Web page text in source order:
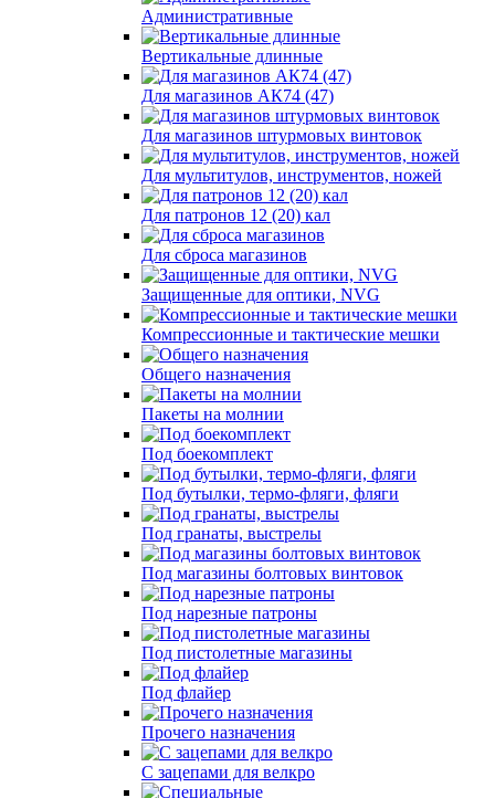
Административные
Вертикальные длинные
Для магазинов АК74 (47)
Для магазинов штурмовых винтовок
Для мультитулов, инструментов, ножей
Для патронов 12 (20) кал
Для сброса магазинов
Защищенные для оптики, NVG
Компрессионные и тактические мешки
Общего назначения
Пакеты на молнии
Под боекомплект
Под бутылки, термо-фляги, фляги
Под гранаты, выстрелы
Под магазины болтовых винтовок
Под нарезные патроны
Под пистолетные магазины
Под флайер
Прочего назначения
С зацепами для велкро